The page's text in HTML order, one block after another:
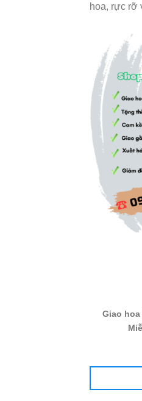
hoa, rực rỡ
Giao